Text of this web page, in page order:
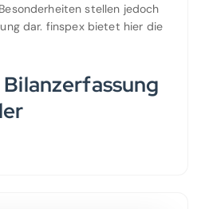
stellen jedoch
dar. finspex bietet hier die